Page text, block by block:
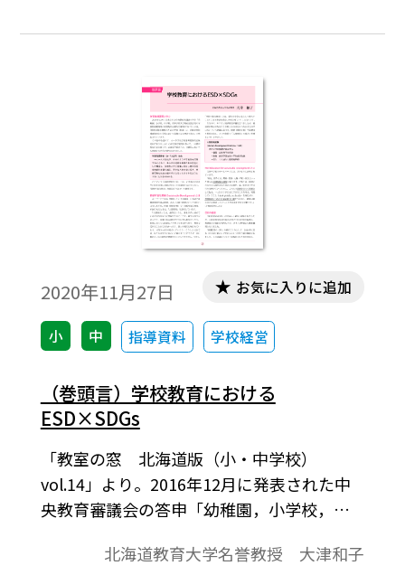
教育（ESD）は次期学習指導要領改訂の全体
た。そして，2017年３月，学習指導要領の
告示に至った。全体の内容に係る前文及び
総則において，「持続可能な社会の創り
手」の育成が掲げられ，一定の取り組むべ
き方向性が示された。加えて，新学習指導
要領を貫く「カリキュラムマネジメント」
と「主体的・対話的で深い学び」，「社会
に開かれた教育課程」の３つの視点は，学
校におけるＥＳＤの推進にとっても極めて
重要なキーワードとなった。
2020年11月27日
小 中 指導資料 学校経営
お気に入りに追加
（巻頭言）学校教育における
ESD×SDGs
「教室の窓 北海道版（小・中学校）
vol.14」より。2016年12月に発表された中
央教育審議会の答申「幼稚園，小学校，中
導要領等の改善及び必要な方策等につい
北海道教育大学名誉教授 大津和子